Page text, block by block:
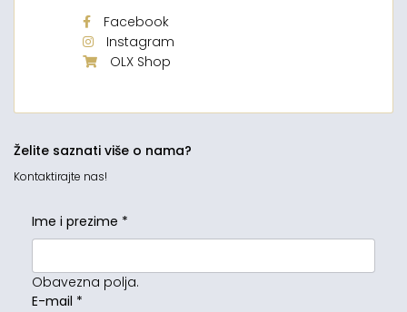
Facebook
Instagram
OLX Shop
Želite saznati više o nama?
Kontaktirajte nas!
Ime i prezime *
Obavezna polja.
E-mail *